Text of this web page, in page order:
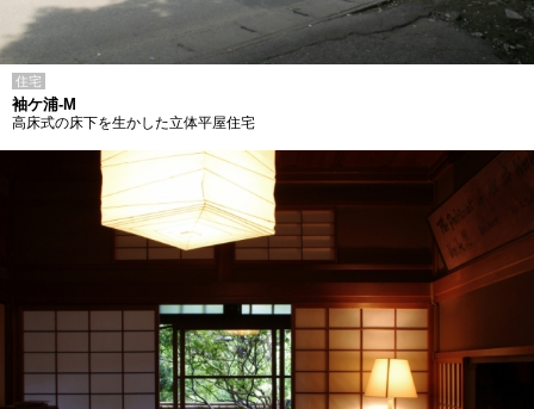
住宅
袖ケ浦-M
高床式の床下を生かした立体平屋住宅